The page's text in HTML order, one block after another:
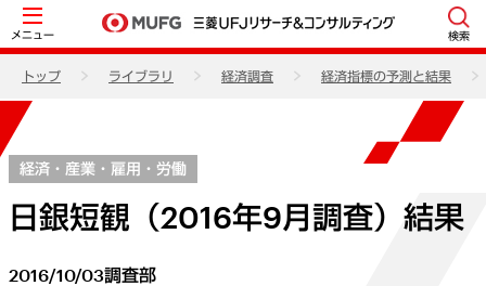
メニュー 検索
トップ ライブラリ 経済調査 経済指標の予測と結果
経済・産業・雇用・労働
日銀短観（2016年9月調査）結果
2016/10/03調査部